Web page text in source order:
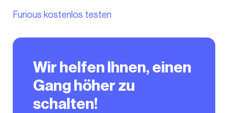
Wir helfen Ihnen, einen
Gang höher zu
schalten!
Furious kostenlos testen